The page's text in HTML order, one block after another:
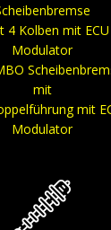
4 Kolben mit
Modulator
mit
mit
Modulator